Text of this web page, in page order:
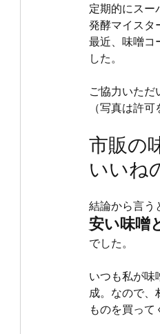
定期的にスー
発酵マイスタ
最近、味噌コ
した。
ご協力いただ
（写真は許
市販の
いいね
結論から言う
安い味噌
でした。
いつも私が味
成。なので、
ものを買って